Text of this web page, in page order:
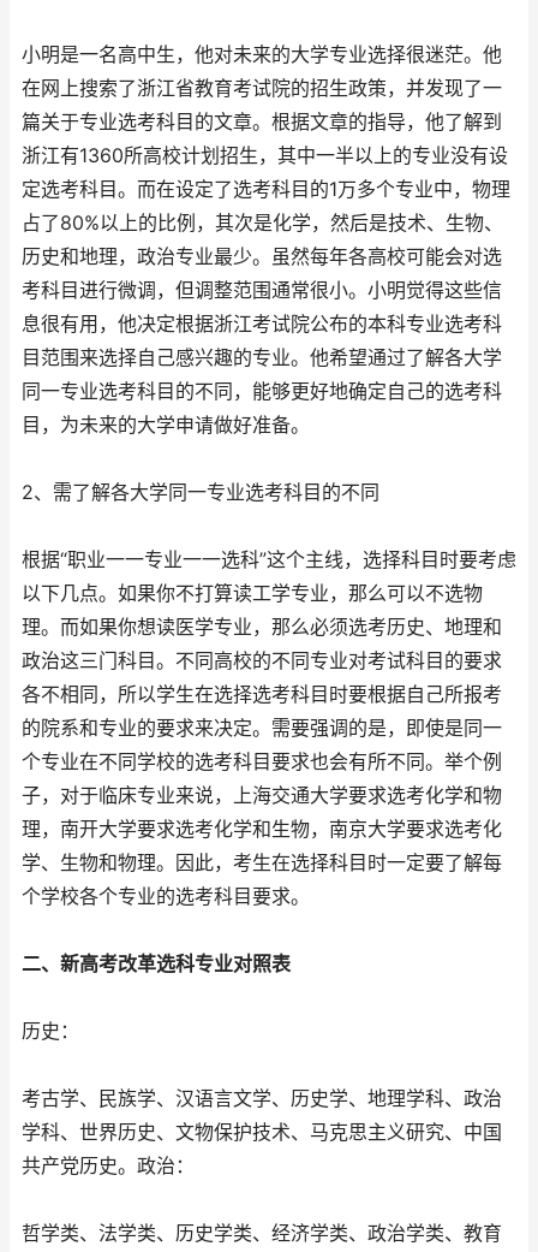
小明是一名高中生，他对未来的大学专业选择很迷茫。他
在网上搜索了浙江省教育考试院的招生政策，并发现了一
篇关于专业选考科目的文章。根据文章的指导，他了解到
浙江有1360所高校计划招生，其中一半以上的专业没有设
定选考科目。而在设定了选考科目的1万多个专业中，物理
占了80%以上的比例，其次是化学，然后是技术、生物、
历史和地理，政治专业最少。虽然每年各高校可能会对选
考科目进行微调，但调整范围通常很小。小明觉得这些信
息很有用，他决定根据浙江考试院公布的本科专业选考科
目范围来选择自己感兴趣的专业。他希望通过了解各大学
同一专业选考科目的不同，能够更好地确定自己的选考科
目，为未来的大学申请做好准备。
2、需了解各大学同一专业选考科目的不同
根据“职业一一专业一一选科”这个主线，选择科目时要考虑
以下几点。如果你不打算读工学专业，那么可以不选物
理。而如果你想读医学专业，那么必须选考历史、地理和
政治这三门科目。不同高校的不同专业对考试科目的要求
各不相同，所以学生在选择选考科目时要根据自己所报考
的院系和专业的要求来决定。需要强调的是，即使是同一
个专业在不同学校的选考科目要求也会有所不同。举个例
子，对于临床专业来说，上海交通大学要求选考化学和物
理，南开大学要求选考化学和生物，南京大学要求选考化
学、生物和物理。因此，考生在选择科目时一定要了解每
个学校各个专业的选考科目要求。
二、新高考改革选科专业对照表
历史：
考古学、民族学、汉语言文学、历史学、地理学科、政治
学科、世界历史、文物保护技术、马克思主义研究、中国
共产党历史。政治：
哲学类、法学类、历史学类、经济学类、政治学类、教育